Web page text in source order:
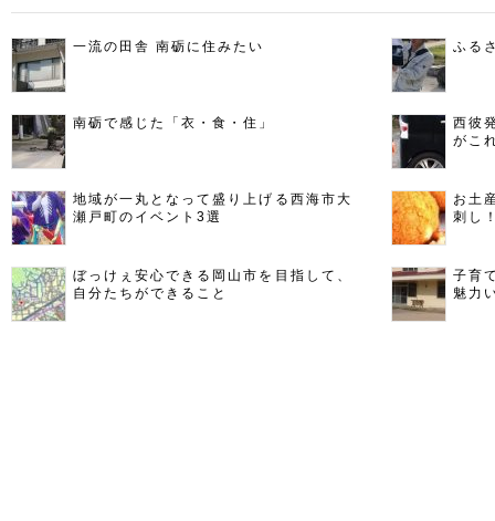
一流の田舎 南砺に住みたい ふる
南砺で感じた「衣・食・住」
西彼
がこ
地域が一丸となって盛り上げる西海市大
瀬戸町のイベント3選
お土
刺し
ぼっけぇ安心できる岡山市を目指して、
自分たちができること
子育
魅力